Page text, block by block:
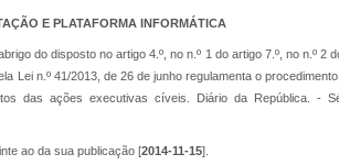
E PLATAFORMA INFORMÁTICA
do disposto no artigo 4.º, no n.º 1 do artigo 7.º, no n.º 2
Lei n.º 41/2013, de 26 de junho regulamenta o
das ações executivas cíveis. Diário da República. -
ao da sua publicação [2014-11-15].